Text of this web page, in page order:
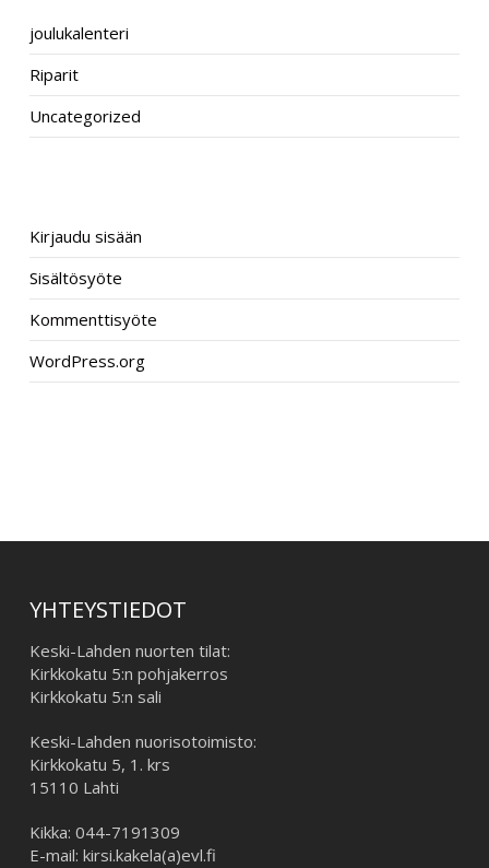
joulukalenteri
Riparit
Uncategorized
Kirjaudu sisään
Sisältösyöte
Kommenttisyöte
WordPress.org
YHTEYSTIEDOT
Keski-Lahden nuorten tilat:
Kirkkokatu 5:n pohjakerros
Kirkkokatu 5:n sali
Keski-Lahden nuorisotoimisto:
Kirkkokatu 5, 1. krs
15110 Lahti
Kikka: 044-7191309
E-mail: kirsi.kakela(a)evl.fi